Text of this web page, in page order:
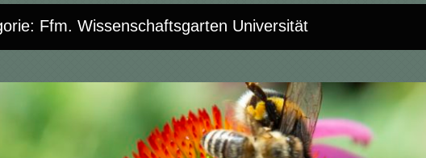
Ffm. Wissenschaftsgarten Universität